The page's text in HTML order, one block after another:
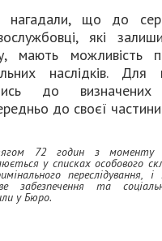
що до
які
мають можливість
наслідків. Для
до
до своєї
72 годин з моменту
у списках особового
переслідування,
забезпечення та
у Бюро.